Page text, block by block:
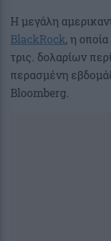
Η μεγάλη
BlackRock, η
τρις. δολαρίων
περασμένη
Bloomberg.